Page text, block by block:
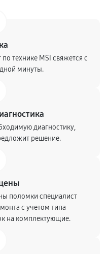
технике MSI свяжется с
минуты.
диагностику,
решение.
поломки специалист
с учетом типа
на комплектующие.